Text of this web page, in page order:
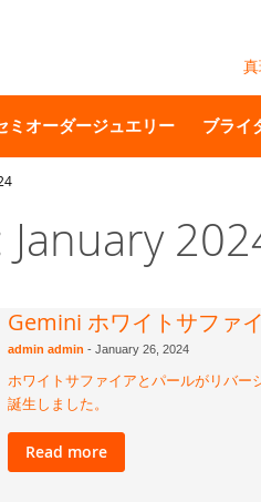
ミオーダージュエリー ブライ
Gemini ホワイトサファ
admin admin- January 26, 2024
ホワイトサファイアとパールがリバ
誕生しました。
Read more